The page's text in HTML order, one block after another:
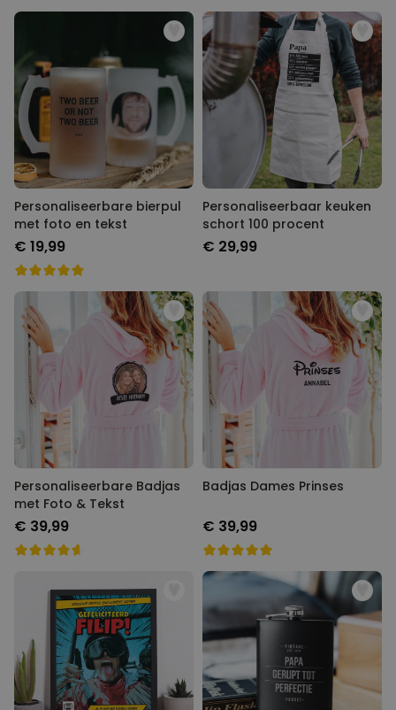
Personaliseerbare bierpul
met foto en tekst
€ 19,99
Personaliseerbaar keuken
schort 100 procent
€ 29,99
Personaliseerbare Badjas
met Foto & Tekst
€ 39,99
Badjas Dames Prinses
€ 39,99